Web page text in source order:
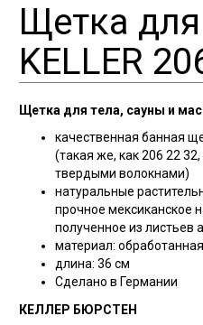
Щетка
KELLER
Щетка для тела, сауны и
качественная банная
(такая же, как 206 22
твердыми волокнами)
натуральные
прочное мексиканское
полученное из листьев
материал:
длина: 36 см
Сделано в Германии
КЕЛЛЕР БЮРСТЕН